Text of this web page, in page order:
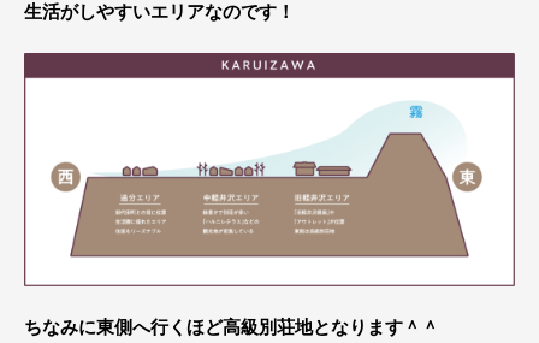
生活がしやすいエリアなのです！
ちなみに東側へ行くほど高級別荘地となります＾＾